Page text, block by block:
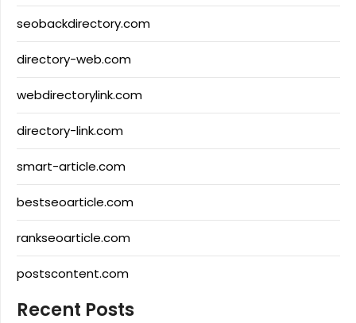
seobackdirectory.com
directory-web.com
webdirectorylink.com
directory-link.com
smart-article.com
bestseoarticle.com
rankseoarticle.com
postscontent.com
Recent Posts